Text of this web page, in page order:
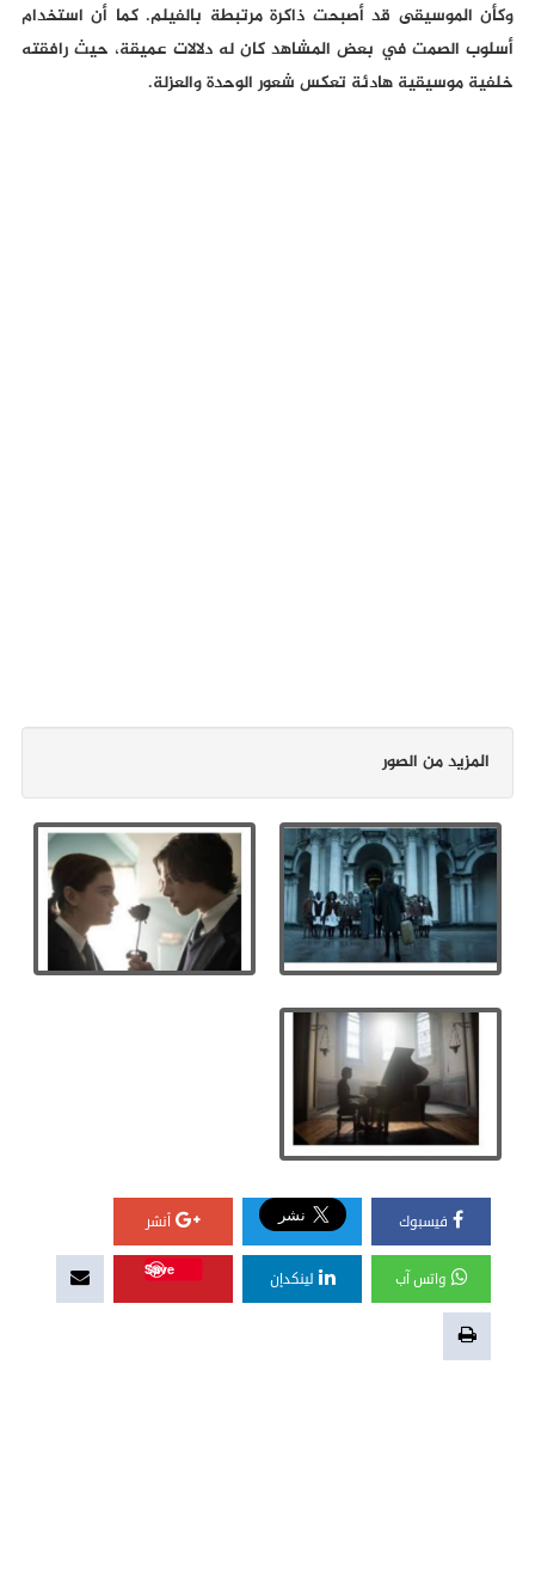
وكأن الموسيقى قد أصبحت ذاكرة مرتبطة بالفيلم. كما أن استخدام
أسلوب الصمت في بعض المشاهد كان له دلالات عميقة، حيث رافقته
خلفية موسيقية هادئة تعكس شعور الوحدة والعزلة.
المزيد من الصور
فيسبوك أنشر
واتس آب لينكدإن
Save